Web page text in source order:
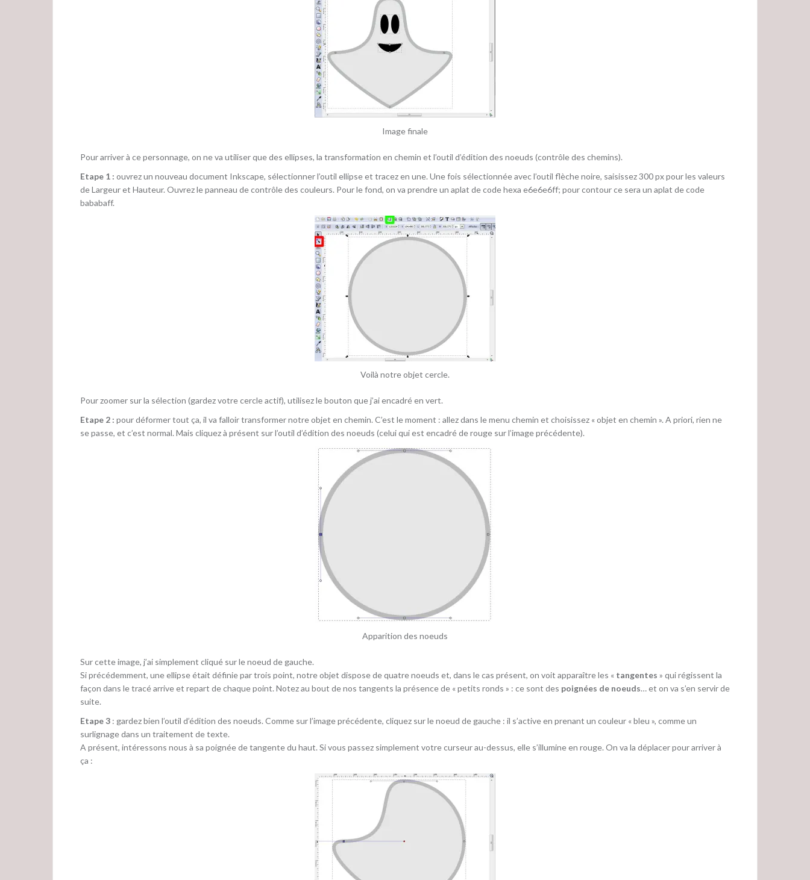
Image finale
Pour arriver à ce personnage, on ne va utiliser que des ellipses, la transformation en chemin et l’outil d’édition des noeuds (contrôle des chemins).
Etape 1 : ouvrez un nouveau document Inkscape, sélectionner l’outil ellipse et tracez en une. Une fois sélectionnée avec l’outil flèche noire, saisissez 300 px pour les valeurs
de Largeur et Hauteur. Ouvrez le panneau de contrôle des couleurs. Pour le fond, on va prendre un aplat de code hexa e6e6e6ff; pour contour ce sera un aplat de code
bababaff.
Voilà notre objet cercle.
Pour zoomer sur la sélection (gardez votre cercle actif), utilisez le bouton que j’ai encadré en vert.
Etape 2 : pour déformer tout ça, il va falloir transformer notre objet en chemin. C’est le moment : allez dans le menu chemin et choisissez « objet en chemin ». A priori, rien ne
se passe, et c’est normal. Mais cliquez à présent sur l’outil d’édition des noeuds (celui qui est encadré de rouge sur l’image précédente).
Apparition des noeuds
Sur cette image, j’ai simplement cliqué sur le noeud de gauche.
Si précédemment, une ellipse était définie par trois point, notre objet dispose de quatre noeuds et, dans le cas présent, on voit apparaître les « tangentes » qui régissent la
façon dans le tracé arrive et repart de chaque point. Notez au bout de nos tangents la présence de « petits ronds » : ce sont des poignées de noeuds… et on va s’en servir de
suite.
Etape 3 : gardez bien l’outil d’édition des noeuds. Comme sur l’image précédente, cliquez sur le noeud de gauche : il s’active en prenant un couleur « bleu », comme un
surlignage dans un traitement de texte.
A présent, intéressons nous à sa poignée de tangente du haut. Si vous passez simplement votre curseur au-dessus, elle s’illumine en rouge. On va la déplacer pour arriver à
ça :